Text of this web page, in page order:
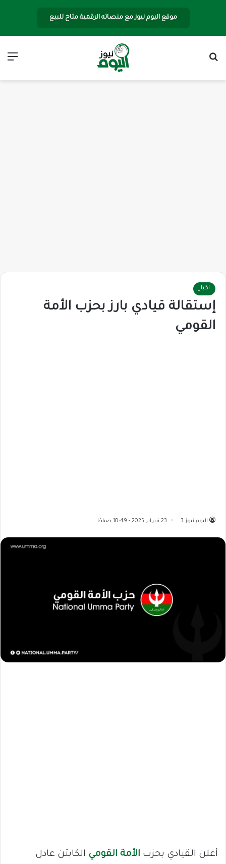
موقع اليوم نيوز مع منصاته الرقمية متاح للبيع
اخبار
إستقالة قيادي بارز بحزب الأمة
القومي
اليوم نيوز 3 23 فبراير 2025 - 10:49 صباحًا
أعلن القيادي بحزب الأمة القومي الكابتن عادل